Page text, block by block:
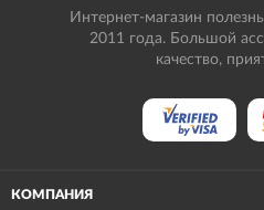
Интернет-магазин
2011 года. Большой
качество,
КОМПАНИЯ